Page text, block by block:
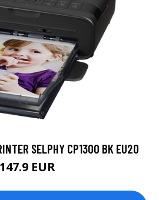
SELPHY CP1300 BK EU20
147.9 EUR